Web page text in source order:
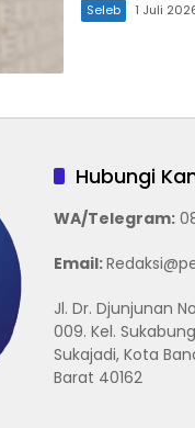
Seleb 1 Juli
Hubungi
WA/Telegram:
Email:
Jl. Dr. Djunjunan
009. Kel.
Sukajadi, Kota
Barat 40162